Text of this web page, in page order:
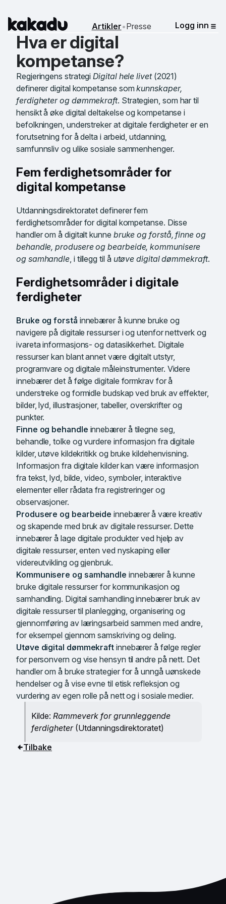
KakaduArtikler•Presse Logg inn
Hva er digital
kompetanse?
Regjeringens strategiDigital hele livet (2021)
definerer digital kompetanse somkunnskaper,
ferdigheter og dømmekraft. Strategien, som har til
hensikt å øke digital deltakelse og kompetanse i
befolkningen, understreker at digitale ferdigheter er en
forutsetning for å delta i arbeid, utdanning,
samfunnsliv og ulike sosiale sammenhenger.
Fem ferdighetsområder for
digital kompetanse
Utdanningsdirektoratet definerer fem
ferdighetsområder for digital kompetanse. Disse
handler om å digitalt kunne bruke og forstå, finne og
behandle, produsere og bearbeide, kommunisere
og samhandle, i tillegg til å utøve digital dømmekraft.
Ferdighetsområder i digitale
ferdigheter
Bruke og forstå innebærer å kunne bruke og
navigere på digitale ressurser i og utenfor nettverk og
ivareta informasjons- og datasikkerhet. Digitale
ressurser kan blant annet være digitalt utstyr,
programvare og digitale måleinstrumenter. Videre
innebærer det å følge digitale formkrav for å
understreke og formidle budskap ved bruk av effekter,
bilder, lyd, illustrasjoner, tabeller, overskrifter og
punkter.
Finne og behandle innebærer å tilegne seg,
behandle, tolke og vurdere informasjon fra digitale
kilder, utøve kildekritikk og bruke kildehenvisning.
Informasjon fra digitale kilder kan være informasjon
fra tekst, lyd, bilde, video, symboler, interaktive
elementer eller rådata fra registreringer og
observasjoner.
Produsere og bearbeide innebærer å være kreativ
og skapende med bruk av digitale ressurser. Dette
innebærer å lage digitale produkter ved hjelp av
digitale ressurser, enten ved nyskaping eller
videreutvikling og gjenbruk.
Kommunisere og samhandle innebærer å kunne
bruke digitale ressurser for kommunikasjon og
samhandling. Digital samhandling innebærer bruk av
digitale ressurser til planlegging, organisering og
gjennomføring av læringsarbeid sammen med andre,
for eksempel gjennom samskriving og deling.
Utøve digital dømmekraft innebærer å følge regler
for personvern og vise hensyn til andre på nett. Det
handler om å bruke strategier for å unngå uønskede
hendelser og å vise evne til etisk refleksjon og
vurdering av egen rolle på nett og i sosiale medier.
Kilde: Rammeverk for grunnleggende
ferdigheter (Utdanningsdirektoratet)
Tilbake